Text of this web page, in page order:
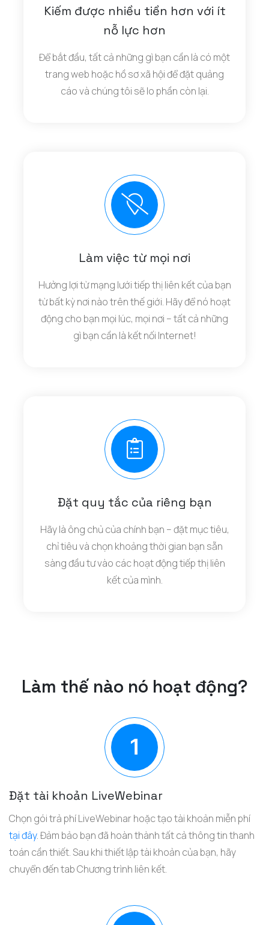
Kiếm được nhiều tiền hơn với ít
nỗ lực hơn
Để bắt đầu, tất cả những gì bạn cần là có một
trang web hoặc hồ sơ xã hội để đặt quảng
cáo và chúng tôi sẽ lo phần còn lại.
Làm việc từ mọi nơi
Hưởng lợi từ mạng lưới tiếp thị liên kết của bạn
từ bất kỳ nơi nào trên thế giới. Hãy để nó hoạt
động cho bạn mọi lúc, mọi nơi – tất cả những
gì bạn cần là kết nối Internet!
Đặt quy tắc của riêng bạn
Hãy là ông chủ của chính bạn – đặt mục tiêu,
chỉ tiêu và chọn khoảng thời gian bạn sẵn
sàng đầu tư vào các hoạt động tiếp thị liên
kết của mình.
Làm thế nào nó hoạt động?
Đặt tài khoản LiveWebinar
Chọn gói trả phí LiveWebinar hoặc tạo tài khoản miễn phí
tại đây. Đảm bảo bạn đã hoàn thành tất cả thông tin thanh
toán cần thiết. Sau khi thiết lập tài khoản của bạn, hãy
chuyển đến tab Chương trình liên kết.